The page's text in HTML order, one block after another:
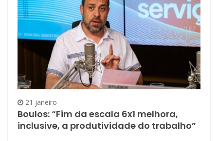
21 janeiro
Boulos: “Fim da escala 6x1 melhora,
inclusive, a produtividade do trabalho”